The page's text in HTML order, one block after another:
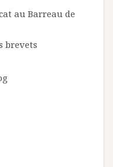
au Barreau de
brevets